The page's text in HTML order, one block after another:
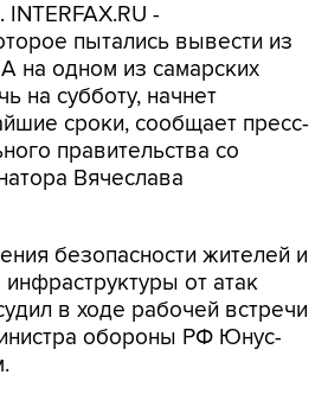
-
пытались вывести из
на одном из самарских
на субботу, начнет
сроки, сообщает пресс-
правительства со
Вячеслава
безопасности жителей и
от атак
в ходе рабочей встречи
обороны РФ Юнус-